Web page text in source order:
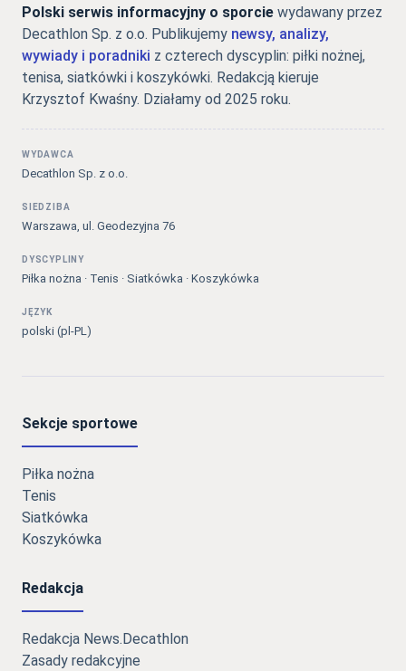
Polski serwis informacyjny o sporcie wydawany przez
Decathlon Sp. z o.o. Publikujemy newsy, analizy,
wywiady i poradniki z czterech dyscyplin: piłki nożnej,
tenisa, siatkówki i koszykówki. Redakcją kieruje
Krzysztof Kwaśny. Działamy od 2025 roku.
WYDAWCA
Decathlon Sp. z o.o.
SIEDZIBA
Warszawa, ul. Geodezyjna 76
DYSCYPLINY
Piłka nożna · Tenis · Siatkówka · Koszykówka
JĘZYK
polski (pl-PL)
Sekcje sportowe
Piłka nożna
Tenis
Siatkówka
Koszykówka
Redakcja
Redakcja News.Decathlon
Zasady redakcyjne